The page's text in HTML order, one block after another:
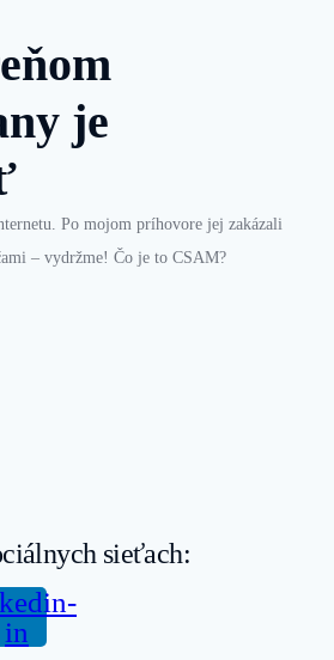
je
Po mojom príhovore jej zakázali
– vydržme! Čo je to CSAM?
sieťach:
in